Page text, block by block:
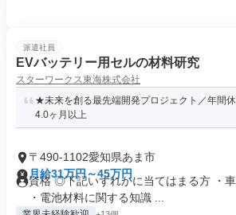
派遣社員
EVバッテリー用セルの材料研究
スターワークス東海株式会社
★未来を創る最先端開発プロジェクト／年間
4.0ヶ月以上
〒490-1102愛知県あま市
月給31万円～45万円
資格 ◎下記いずれかに当てはまる方 ・
・電池材料に関する知識 ...